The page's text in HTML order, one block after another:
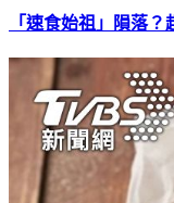
「速食始祖」隕落